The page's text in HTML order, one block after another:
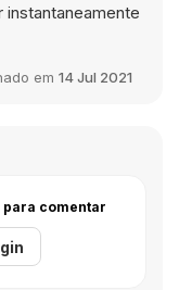
em 14 Jul 2021
comentar